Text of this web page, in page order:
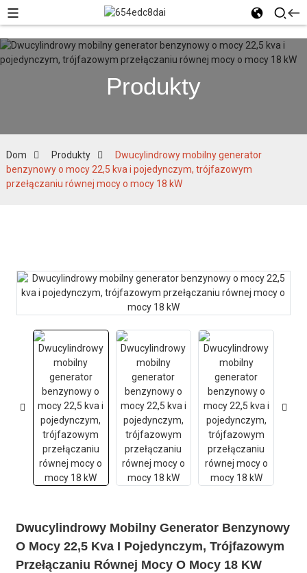
Produkty
Dom Produkty
Dwucylindrowy mobilny generator
benzynowy o mocy 22,5 kva i pojedynczym, trójfazowym
przełączaniu równej mocy o mocy 18 kW
Dwucylindrowy Mobilny Generator Benzynowy
O Mocy 22,5 Kva I Pojedynczym, Trójfazowym
Przełączaniu Równej Mocy O Mocy 18 KW